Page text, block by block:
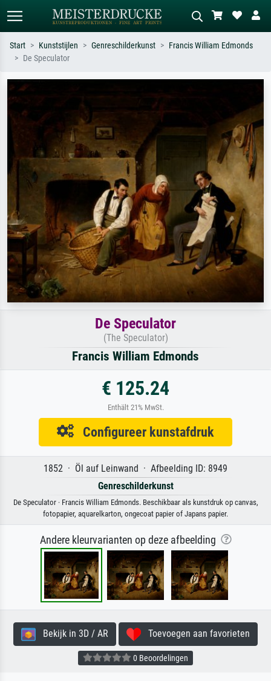
Zoek op kunstenaar, titel of stijl – bijv.
Monet, Sterrennacht, impressionisme,
Hokusai-golf, naakt.
olieverfschilderij, staand naakt naast
Start Kunststijlen Genreschilderkunst
Francis William Edmonds
De Speculator
De Speculator
(The Speculator)
Francis William Edmonds
€ 125.24
Enthält 21% MwSt.
Configureer kunstafdruk
1852 · Öl auf Leinwand · Afbeelding ID: 8949
Genreschilderkunst
De Speculator · Francis William Edmonds. Beschikbaar als kunstdruk op canvas,
fotopapier, aquarelkarton, ongecoat papier of Japans papier.
Andere kleurvarianten op deze afbeelding
Bekijk in 3D / AR Toevoegen aan favorieten
0 Beoordelingen